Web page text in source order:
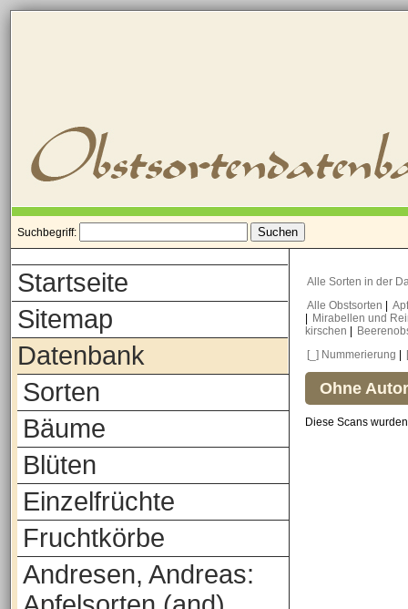
Suchbegriff:
Startseite
Sitemap
Datenbank
Sorten
Bäume
Blüten
Einzelfrüchte
Fruchtkörbe
Andresen, Andreas:
Alle Sorten in der
Alle Obstsorten
Mirabellen und
kirschen
[_] Nummerierung
Ohne
Diese Scans